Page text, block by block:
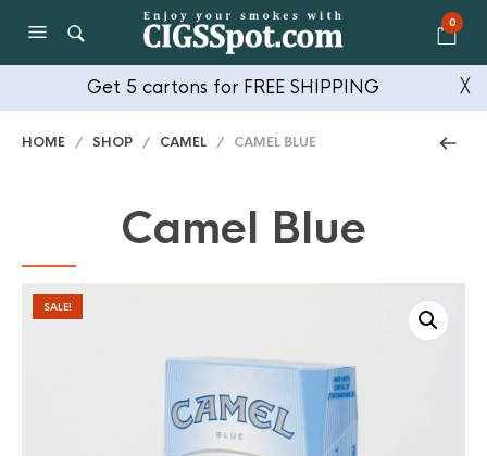
0
Get 5 cartons for FREE SHIPPING ╳
HOME / SHOP / CAMEL / CAMEL BLUE
Camel Blue
SALE!